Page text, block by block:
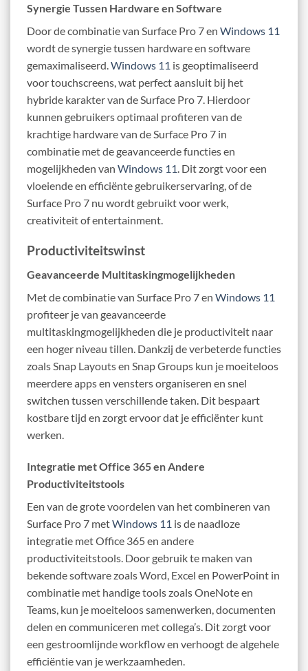
Synergie Tussen Hardware en Software
Door de combinatie van Surface Pro 7 en Windows 11
wordt de synergie tussen hardware en software
gemaximaliseerd. Windows 11 is geoptimaliseerd
voor touchscreens, wat perfect aansluit bij het
hybride karakter van de Surface Pro 7. Hierdoor
kunnen gebruikers optimaal profiteren van de
krachtige hardware van de Surface Pro 7 in
combinatie met de geavanceerde functies en
mogelijkheden van Windows 11 . Dit zorgt voor een
vloeiende en efficiënte gebruikerservaring, of de
Surface Pro 7 nu wordt gebruikt voor werk,
creativiteit of entertainment.
Productiviteitswinst
Geavanceerde Multitaskingmogelijkheden
Met de combinatie van Surface Pro 7 en Windows 11
profiteer je van geavanceerde
multitaskingmogelijkheden die je productiviteit naar
een hoger niveau tillen. Dankzij de verbeterde functies
zoals Snap Layouts en Snap Groups kun je moeiteloos
meerdere apps en vensters organiseren en snel
switchen tussen verschillende taken. Dit bespaart
kostbare tijd en zorgt ervoor dat je efficiënter kunt
werken.
Integratie met Office 365 en Andere
Productiviteitstools
Een van de grote voordelen van het combineren van
Surface Pro 7 metWindows 11 is de naadloze
integratie met Office 365 en andere
productiviteitstools. Door gebruik te maken van
bekende software zoals Word, Excel en PowerPoint in
combinatie met handige tools zoals OneNote en
Teams, kun je moeiteloos samenwerken, documenten
delen en communiceren met collega’s. Dit zorgt voor
een gestroomlijnde workflow en verhoogt de algehele
efficiëntie van je werkzaamheden.